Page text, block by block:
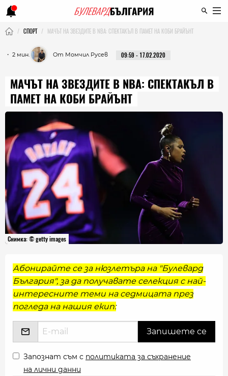
СПОРТ МАЧЪТ НА ЗВЕЗДИТЕ В NBA: СПЕКТАКЪЛ В ПАМЕТ НА КОБИ БРАЙЪНТ
・ 2 мин. От Момчил Русев 09:59 - 17.02.2020
МАЧЪТ НА ЗВЕЗДИТЕ В NBA: СПЕКТАКЪЛ В
ПАМЕТ НА КОБИ БРАЙЪНТ
Снимка: © getty images
Абонирайте се за нюзлетъра на "Булевард
България", за да получавате селекция с най-
интересните теми на седмицата през
погледа на нашия екип:
Запознат съм с политиката за съхранение
на лични данни